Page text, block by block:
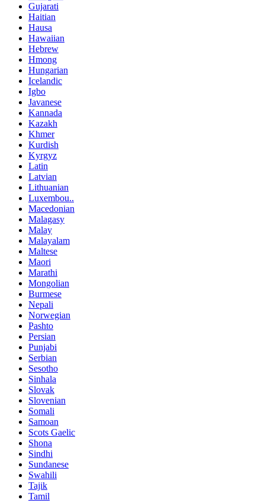
Gujarati
Haitian
Hausa
Hawaiian
Hebrew
Hmong
Hungarian
Icelandic
Igbo
Javanese
Kannada
Kazakh
Khmer
Kurdish
Kyrgyz
Latin
Latvian
Lithuanian
Luxembou..
Macedonian
Malagasy
Malay
Malayalam
Maltese
Maori
Marathi
Mongolian
Burmese
Nepali
Norwegian
Pashto
Persian
Punjabi
Serbian
Sesotho
Sinhala
Slovak
Slovenian
Somali
Samoan
Scots Gaelic
Shona
Sindhi
Sundanese
Swahili
Tajik
Tamil